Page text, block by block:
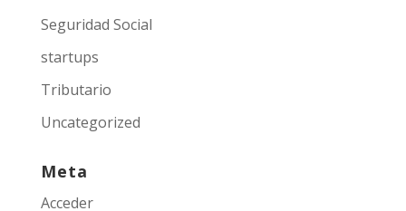
Seguridad Social
startups
Tributario
Uncategorized
Meta
Acceder